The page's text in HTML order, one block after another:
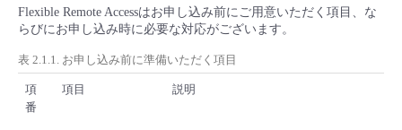
モニタリング/監査
サポート
IoT
モニタリング/監査
クラウド/サーバー
ネットワーク
- 管理機能
■ セットアップガイド
- バックアップ
- セキュリティ・監査
故障/メンテナンス情報
サービス稼働状況
Flexible Remote Accessはお申し込み前にご用意いただく項目、な
らびにお申し込み時に必要な対応がございます。
表 2.1.1. お申し込み前に準備いただく項目
項
番
項目 説明